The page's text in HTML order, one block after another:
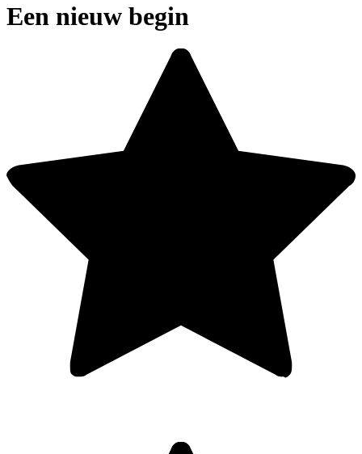
Een nieuw begin